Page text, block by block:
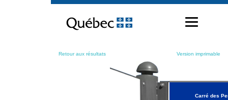
contenu
Retour aux résultats Version imprimable
Carré des